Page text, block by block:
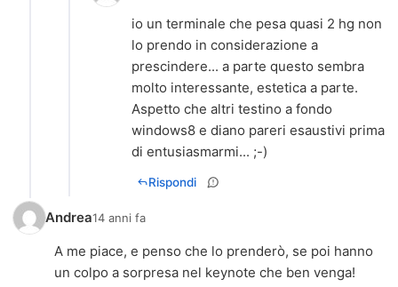
io un terminale che pesa quasi 2 hg non
lo prendo in considerazione a
prescindere... a parte questo sembra
molto interessante, estetica a parte.
Aspetto che altri testino a fondo
windows8 e diano pareri esaustivi prima
di entusiasmarmi... ;-)
Rispondi
Andrea14 anni fa
A me piace, e penso che lo prenderò, se poi hanno
un colpo a sorpresa nel keynote che ben venga!